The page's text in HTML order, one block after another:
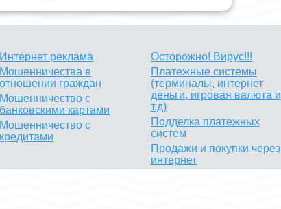
Интернет реклама
Мошенничества в
отношении граждан
Мошенничество с
банковскими картами
Мошенничество с
кредитами
Осторожно! Вирус!!!
Платежные системы
(терминалы, интернет
деньги, игровая валюта и
т.д)
Подделка платежных
систем
Продажи и покупки через
интернет